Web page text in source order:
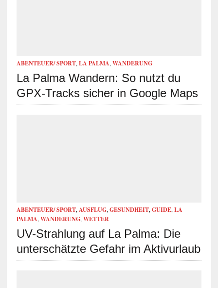
ABENTEUER/ SPORT, LA PALMA, WANDERUNG
La Palma Wandern: So nutzt du
GPX-Tracks sicher in Google Maps
ABENTEUER/ SPORT, AUSFLUG, GESUNDHEIT, GUIDE, LA
PALMA, WANDERUNG, WETTER
UV-Strahlung auf La Palma: Die
unterschätzte Gefahr im Aktivurlaub